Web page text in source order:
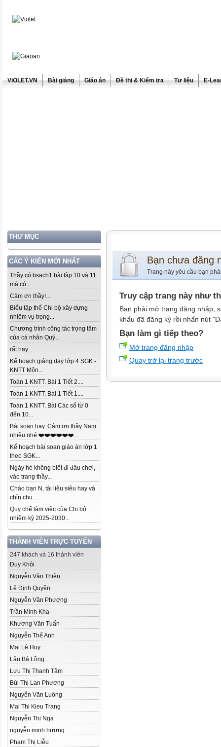
ViOLET.VN Bài giảng Giáo án Đề thi & Kiểm tra Tư liệu E-
THƯ MỤC
CÁC Ý KIẾN MỚI NHẤT
Thầy có bsach1 bài tập 10 và 11
mà có...
Cảm ơn thầy!...
Biểu tập thể Chi bộ xây dựng
nhiệm vụ trọng...
Chương trình công tác trọng tâm
của cá nhân Quý...
rất hay...
Kế hoạch giảng dạy lớp 4 SGK -
KNTT Môn...
Toán 1 KNTT. Bài 1 Tiết 2....
Toán 1 KNTT. Bài 1 Tiết 1....
Toán 1 KNTT. Bài Các số từ 0
đến 10...
Bài soạn hay. Cảm ơn thầy Nam
nhiều nhé ❤️❤️❤️❤️❤️❤️...
Kế hoạch bài soạn giáo án lớp 1
theo SGK...
Ngày hè không biết đi đâu chơi,
vào trang thầy...
Chào bạn N, tài liệu siêu hay và
chỉn chu...
Quy chế làm việc của Chi bộ
nhiệm kỳ 2025-2030...
THÀNH VIÊN TRỰC TUYẾN
247 khách và 16 thành viên
Duy Khôi
Nguyễn Văn Thiện
Lê Định Quyền
Nguyễn Văn Phượng
Trần Minh Kha
Khương Văn Tuấn
Nguyễn Thế Anh
Mai Lê Huy
Lầu Bá Lồng
Lưu Thị Thanh Tâm
Bùi Thị Lan Phương
Nguyễn Văn Luông
Mai Thi Kieu Trang
Nguyễn Thị Nga
nguyễn minh hương
Phạm Thị Liễu
Bạn chưa đăng
Trang này yêu cầu bạn
Truy cập trang này như
Bạn phải mở trang đăng nhập,
khẩu đã đăng ký rồi nhấn nút
Bạn làm gì tiếp theo?
Mở trang đăng nhập
Quay trở lại trang trước